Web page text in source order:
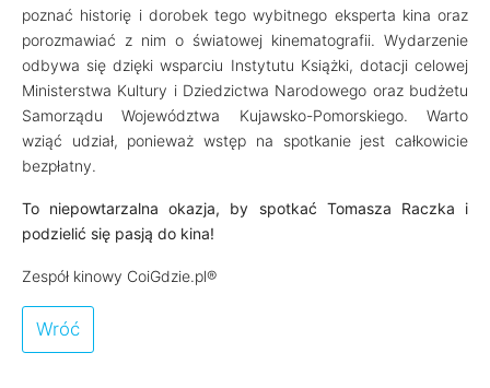
poznać historię i dorobek tego wybitnego eksperta kina oraz
porozmawiać z nim o światowej kinematografii. Wydarzenie
odbywa się dzięki wsparciu Instytutu Książki, dotacji celowej
Ministerstwa Kultury i Dziedzictwa Narodowego oraz budżetu
Samorządu Województwa Kujawsko-Pomorskiego. Warto
wziąć udział, ponieważ wstęp na spotkanie jest całkowicie
bezpłatny.
To niepowtarzalna okazja, by spotkać Tomasza Raczka i
podzielić się pasją do kina!
Zespół kinowy CoiGdzie.pl®
Wróć